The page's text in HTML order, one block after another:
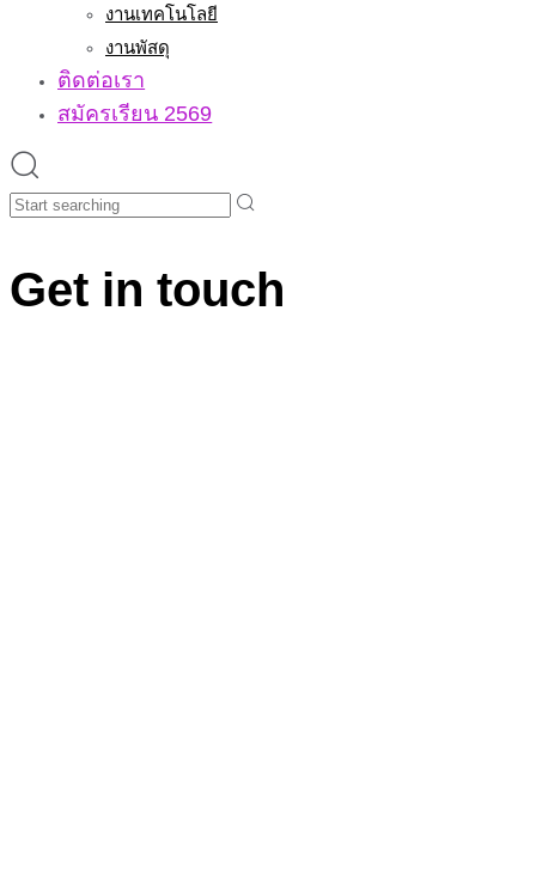
งานเทคโนโลยี
งานพัสดุ
ติดต่อเรา
สมัครเรียน 2569
Search
Get in touch